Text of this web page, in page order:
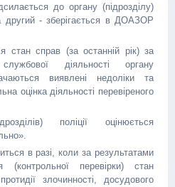
до органу (підрозділу)
другий - зберігається в ДОАЗОР
стан справ (за останній рік) за
діяльності органу
виявлені недоліки та
оцінка діяльності перевіреного
поліції оцінюється
в разі, коли за результатами
(контрольної перевірки) стан
злочинності, досудового